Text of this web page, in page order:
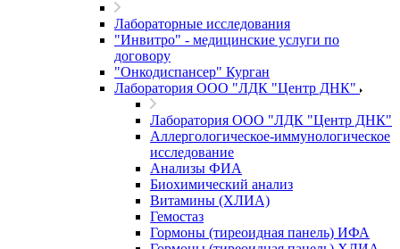
Лабораторные исследования
"Инвитро" - медицинские услуги по
договору
"Онкодиспансер" Курган
Лаборатория ООО "ЛДК "Центр ДНК"
Лаборатория ООО "ЛДК "Центр ДНК"
Аллергологическое-иммунологическое
исследование
Анализы ФИА
Биохимический анализ
Витамины (ХЛИА)
Гемостаз
Гормоны (тиреоидная панель) ИФА